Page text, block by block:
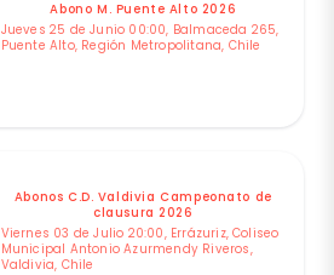
Abono M. Puente Alto 2026
Jueves 25 de Junio 00:00, Balmaceda 265,
Puente Alto, Región Metropolitana, Chile
Abonos C.D. Valdivia Campeonato de
clausura 2026
Viernes 03 de Julio 20:00, Errázuriz, Coliseo
Municipal Antonio Azurmendy Riveros,
Valdivia, Chile